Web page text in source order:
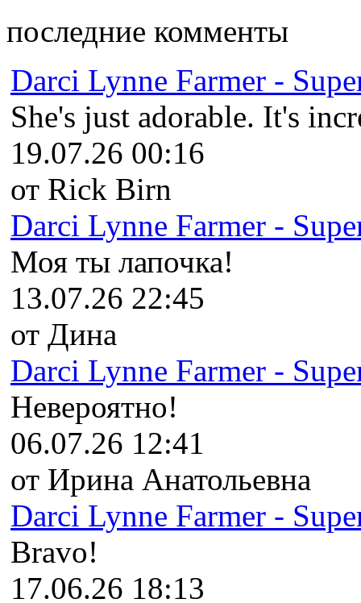
последние комменты
Darci Lynne Farmer -
She's just adorable. It's
19.07.26 00:16
от Rick Birn
Darci Lynne Farmer -
Моя ты лапочка!
13.07.26 22:45
от Дина
Darci Lynne Farmer -
Невероятно!
06.07.26 12:41
от Ирина Анатольевна
Darci Lynne Farmer -
Bravo!
17.06.26 18:13